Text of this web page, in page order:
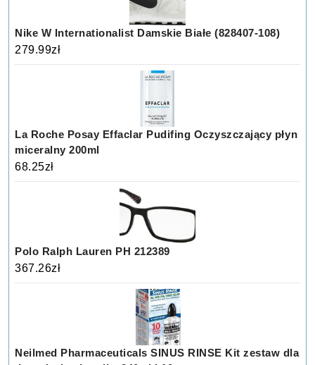
Nike W Internationalist Damskie Białe (828407-108)
279.99zł
La Roche Posay Effaclar Pudifing Oczyszczający płyn
miceralny 200ml
68.25zł
Polo Ralph Lauren PH 212389
367.26zł
Neilmed Pharmaceuticals SINUS RINSE Kit zestaw dla